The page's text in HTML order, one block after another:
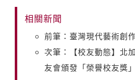
相關新聞
前筆：臺灣現代藝術創
次筆：【校友動態】北
友會頒發「榮譽校友獎」